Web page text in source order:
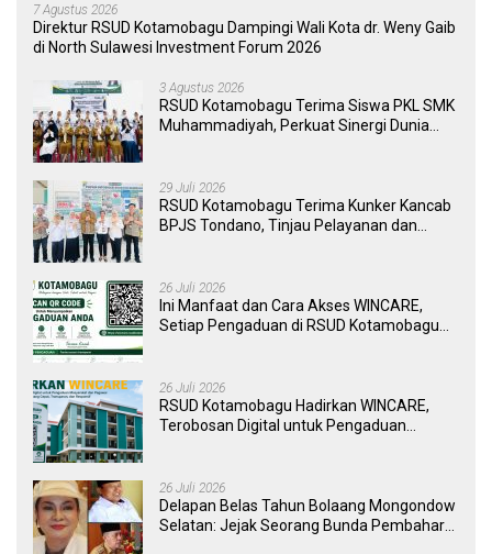
7 Agustus 2026
Direktur RSUD Kotamobagu Dampingi Wali Kota dr. Weny Gaib
di North Sulawesi Investment Forum 2026
3 Agustus 2026
RSUD Kotamobagu Terima Siswa PKL SMK
Muhammadiyah, Perkuat Sinergi Dunia
29 Juli 2026
RSUD Kotamobagu Terima Kunker Kancab
BPJS Tondano, Tinjau Pelayanan dan
26 Juli 2026
Ini Manfaat dan Cara Akses WINCARE,
Setiap Pengaduan di RSUD Kotamobagu
26 Juli 2026
RSUD Kotamobagu Hadirkan WINCARE,
Terobosan Digital untuk Pengaduan
26 Juli 2026
Delapan Belas Tahun Bolaang Mongondow
Selatan: Jejak Seorang Bunda Pembaharu